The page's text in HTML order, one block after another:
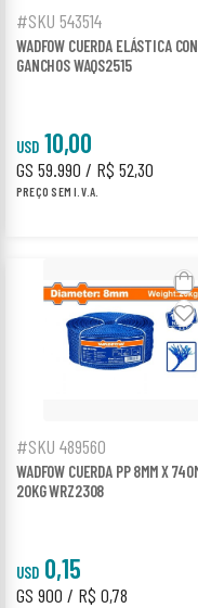
#SKU 543514
WADFOW CUERDA ELÁSTICA CON
GANCHOS WAQS2515
USD 10,00
GS 59.990 / R$ 52,30
PREÇO SEM I.V.A.
#SKU 489560
WADFOW CUERDA PP 8MM X 740MT
20KG WRZ2308
USD 0,15
GS 900 / R$ 0,78